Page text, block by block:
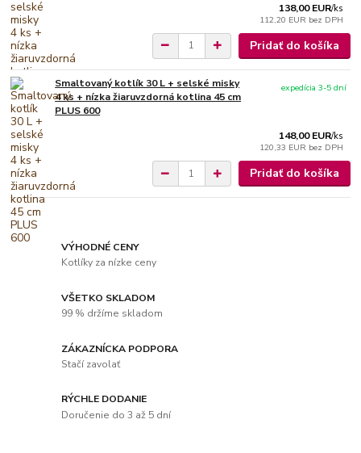
138,00 EUR/ks
112,20 EUR bez DPH
Pridať do košíka
Smaltovaný kotlík 30 L + selské misky
4 ks + nízka žiaruvzdorná kotlina 45 cm
PLUS 600
148,00 EUR/ks
120,33 EUR bez DPH
expedícia 3-5 dní
Pridať do košíka
VÝHODNÉ CENY
Kotlíky za nízke ceny
VŠETKO SKLADOM
99 % držíme skladom
ZÁKAZNÍCKA PODPORA
Stačí zavolať
RÝCHLE DODANIE
Doručenie do 3 až 5 dní